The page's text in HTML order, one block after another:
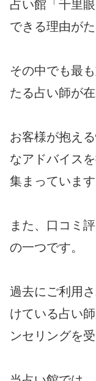
占い館「千里
できる理由が
その中でも最
たる占い師が
お客様が抱え
なアドバイス
集まっています
また、口コミ
の一つです。
過去にご利用
けている占い
ンセリングを